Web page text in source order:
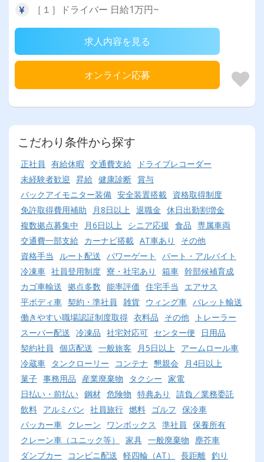
［１］ドライバー 日給1万円~
求人内容を見る
オンライン応募
こだわり条件から探す
正社員 有給休暇 交通費支給
ドライブレコーダー
未経験者歓迎 昇給 健康診断 賞与
バックアイモニター装備 安全装置搭載 資格取得制度
免許取得費用補助
月8日以上 退職金 休日出勤割増金
複数拠点募集中
月6日以上 シニア応援 食品 専属車両
交通費一部支給
カーナビ搭載 AT車あり
その他
資格手当
ルート配送 パワーゲート
パート・アルバイト
冷凍車 社員登用制度 寮・社宅あり 箱車 幹部候補育成
カゴ車輸送 拠点多数 能率評価 住宅手当
エアサス
平ボディ車 契約・準社員 雑貨 ウィング車 パレット輸送
働きやすい職場認証制度取得 衣料品 その他
トレーラー
スーパー配送 冷凍品 社宅対応可 センター便
日用品
契約社員
個店配送 一般旅客 月5日以上 アームロール車
冷蔵車
タンクローリー コンテナ 懇親会
月4日以上
菓子 事務用品 産業廃棄物 タクシー 家電
日払い・前払い 鋼材 危険物 特典あり
請負／業務委託
飲料 アルミバン 社員旅行 燃料 ゴルフ 保冷車
パッカー車 クレーン ワンボックス 準社員
保養所有
クレーン車（ユニック等）
家具 一般廃棄物 塵芥車
ダンプカー
コンビニ配送 軽四輪（AT） 長距離 釣り